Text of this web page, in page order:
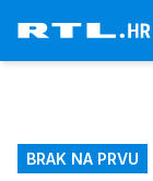
BRAK NA PRVU